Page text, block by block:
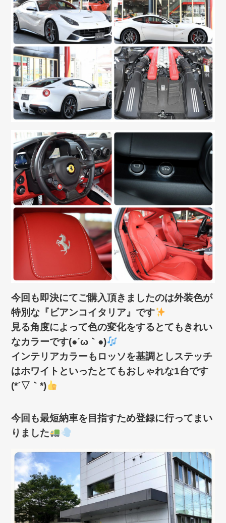
今回も即決にてご購入頂きましたのは外装色が
特別な『ビアンコイタリア』です
見る角度によって色の変化をするとてもきれい
なカラーです(●´ω｀●)
インテリアカラーもロッソを基調としステッチ
はホワイトといったとてもおしゃれな1台です
(*´▽｀*)
今回も最短納車を目指すため登録に行ってまい
りました